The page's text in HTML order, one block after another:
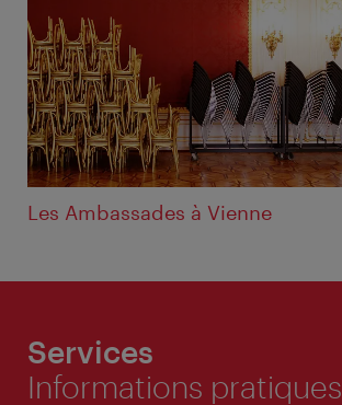
Les Ambassades à Vienne
Services
Informations pratiques